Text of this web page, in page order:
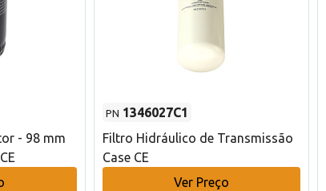
- 98 mm
PN 1346027C1
Filtro Hidráulico de Transmissão
Case CE
Ver Preço